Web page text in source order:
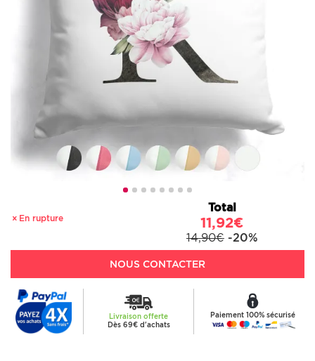
En rupture
Total
11,92€
14,90€ -20%
NOUS CONTACTER
Livraison offerte
Dès 69€ d'achats
Paiement 100% sécurisé